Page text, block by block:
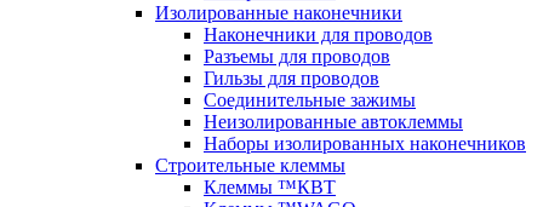
Изолированные наконечники
Наконечники для проводов
Разъемы для проводов
Гильзы для проводов
Соединительные зажимы
Неизолированные автоклеммы
Наборы изолированных наконечников
Строительные клеммы
Клеммы ™КВТ